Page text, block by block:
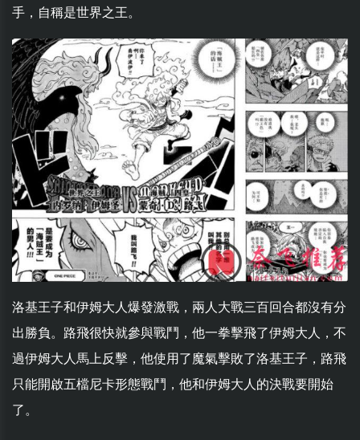
手，自稱是世界之王。
洛基王子和伊姆大人爆發激戰，兩人大戰三百回合都沒有分
出勝負。路飛很快就參與戰鬥，他一拳擊飛了伊姆大人，不
過伊姆大人馬上反擊，他使用了魔氣擊敗了洛基王子，路飛
只能開啟五檔尼卡形態戰鬥，他和伊姆大人的決戰要開始
了。